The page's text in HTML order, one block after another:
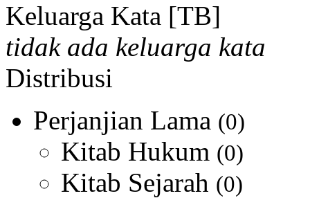
Keluarga Kata [TB]
tidak ada keluarga kata
Distribusi
Perjanjian Lama (0)
Kitab Hukum (0)
Kitab Sejarah (0)